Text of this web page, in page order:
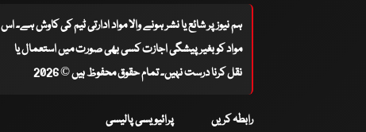
ہم نیوز پر شائع یا نشر ہونے والا مواد ادارتی ٹیم کی کاوش ہے۔ اس
مواد کو بغیر پیشگی اجازت کسی بھی صورت میں استعمال یا
نقل کرنا درست نہیں۔ تمام حقوق محفوظ ہیں © 2026
رابطہ کریں پرائیویسی پالیسی